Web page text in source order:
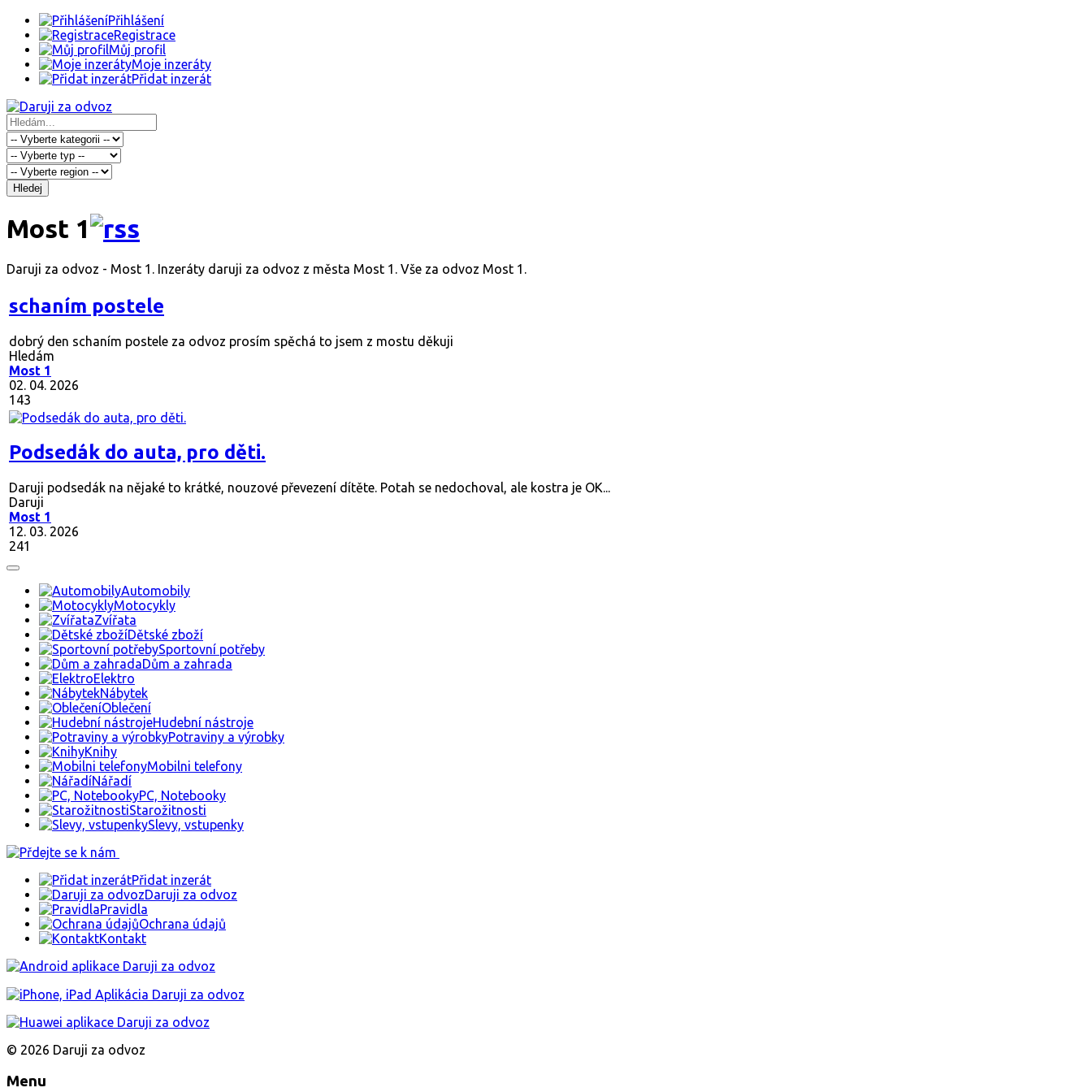
Přihlášení
Registrace
Můj profil
Moje inzeráty
Přidat inzerát
Hledej
Most 1
Daruji za odvoz - Most 1. Inzeráty daruji za odvoz z města Most 1. Vše za odvoz Most 1.
schaním postele
dobrý den schaním postele za odvoz prosím spěchá to jsem z mostu děkuji
Hledám
Most 1
02. 04. 2026
143
Podsedák do auta, pro děti.
Daruji podsedák na nějaké to krátké, nouzové převezení dítěte. Potah se nedochoval, ale kostra je OK...
Daruji
Most 1
12. 03. 2026
241
Automobily
Motocykly
Zvířata
Dětské zboží
Sportovní potřeby
Dům a zahrada
Elektro
Nábytek
Oblečení
Hudební nástroje
Potraviny a výrobky
Knihy
Mobilni telefony
Nářadí
PC, Notebooky
Starožitnosti
Slevy, vstupenky
Přidat inzerát
Daruji za odvoz
Pravidla
Ochrana údajů
Kontakt
© 2026 Daruji za odvoz
Menu